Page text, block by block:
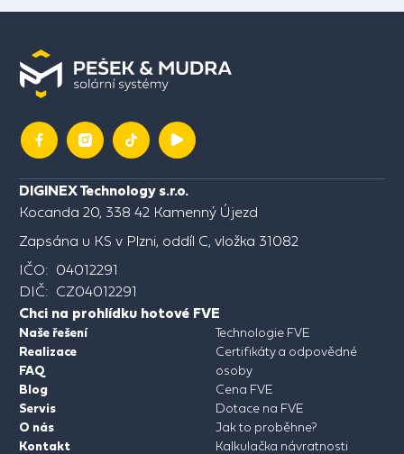
DIGINEX Technology s.r.o.
Kocanda 20, 338 42 Kamenný Újezd
Zapsána u KS v Plzni, oddíl C, vložka 31082
IČO: 04012291
DIČ: CZ04012291
Naše řešení
Realizace
FAQ
Blog
Servis
O nás
Kontakt
Technologie FVE
Certifikáty a odpovědné
osoby
Cena FVE
Dotace na FVE
Jak to proběhne?
Kalkulačka návratnosti
Chci na prohlídku hotové FVE